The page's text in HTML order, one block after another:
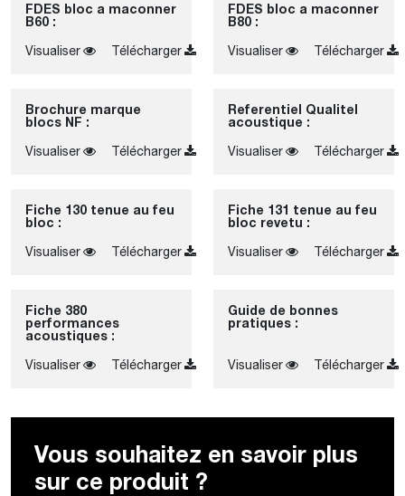
FDES bloc a maconner
B60 :
Visualiser
Télécharger
FDES bloc a maconner
B80 :
Visualiser
Télécharger
Brochure marque
blocs NF :
Visualiser
Télécharger
Referentiel Qualitel
acoustique :
Visualiser
Télécharger
Fiche 130 tenue au feu
bloc :
Visualiser
Télécharger
Fiche 131 tenue au feu
bloc revetu :
Visualiser
Télécharger
Fiche 380
performances
acoustiques :
Visualiser
Télécharger
Guide de bonnes
pratiques :
Visualiser Télécharger
Vous souhaitez en savoir plus
sur ce produit ?